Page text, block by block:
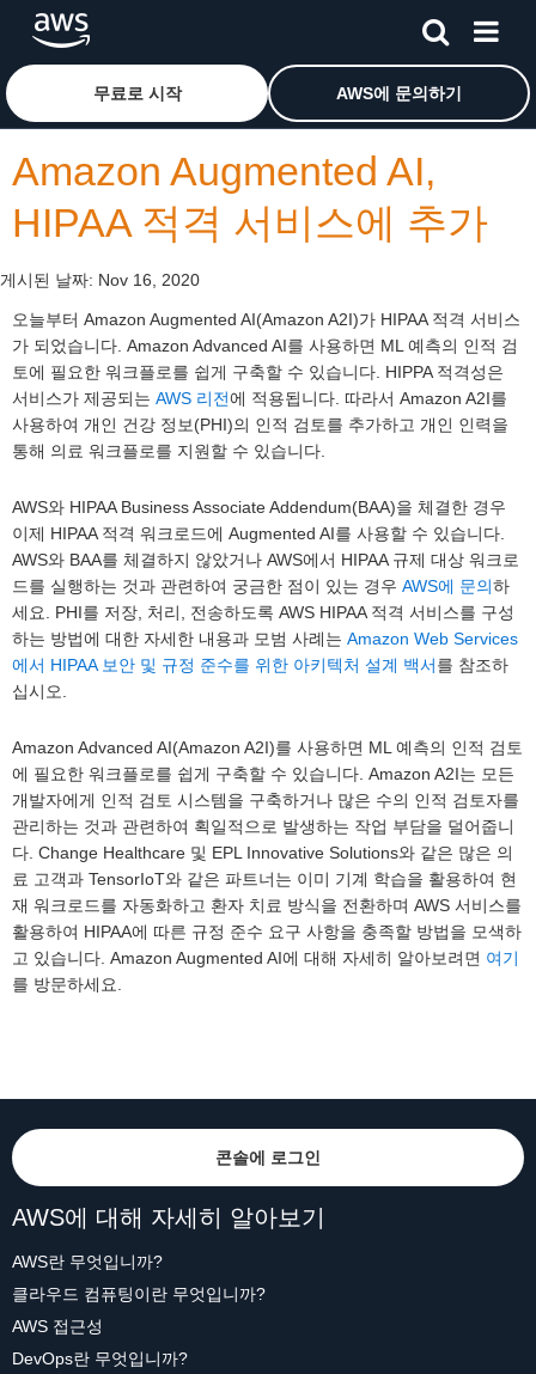
메인 콘텐츠로 건너뛰기Amazon Web Services 홈 페이지로 돌아가려면 여기를 클
무료로 시작 AWS에 문의하기
Amazon Augmented AI,
HIPAA 적격 서비스에 추가
게시된 날짜: Nov 16, 2020
오늘부터 Amazon Augmented AI(Amazon A2I)가 HIPAA 적격 서비스
가 되었습니다. Amazon Advanced AI를 사용하면 ML 예측의 인적 검
토에 필요한 워크플로를 쉽게 구축할 수 있습니다. HIPPA 적격성은
서비스가 제공되는 AWS 리전에 적용됩니다. 따라서 Amazon A2I를
사용하여 개인 건강 정보(PHI)의 인적 검토를 추가하고 개인 인력을
통해 의료 워크플로를 지원할 수 있습니다.
AWS와 HIPAA Business Associate Addendum(BAA)을 체결한 경우
이제 HIPAA 적격 워크로드에 Augmented AI를 사용할 수 있습니다.
AWS와 BAA를 체결하지 않았거나 AWS에서 HIPAA 규제 대상 워크로
드를 실행하는 것과 관련하여 궁금한 점이 있는 경우 AWS에 문의하
세요. PHI를 저장, 처리, 전송하도록 AWS HIPAA 적격 서비스를 구성
하는 방법에 대한 자세한 내용과 모범 사례는 Amazon Web Services
에서 HIPAA 보안 및 규정 준수를 위한 아키텍처 설계 백서를 참조하
십시오.
Amazon Advanced AI(Amazon A2I)를 사용하면 ML 예측의 인적 검토
에 필요한 워크플로를 쉽게 구축할 수 있습니다. Amazon A2I는 모든
개발자에게 인적 검토 시스템을 구축하거나 많은 수의 인적 검토자를
관리하는 것과 관련하여 획일적으로 발생하는 작업 부담을 덜어줍니
다. Change Healthcare 및 EPL Innovative Solutions와 같은 많은 의
료 고객과 TensorIoT와 같은 파트너는 이미 기계 학습을 활용하여 현
재 워크로드를 자동화하고 환자 치료 방식을 전환하며 AWS 서비스를
활용하여 HIPAA에 따른 규정 준수 요구 사항을 충족할 방법을 모색하
고 있습니다. Amazon Augmented AI에 대해 자세히 알아보려면 여기
를 방문하세요.
콘솔에 로그인
AWS에 대해 자세히 알아보기
AWS란 무엇입니까?
클라우드 컴퓨팅이란 무엇입니까?
AWS 접근성
DevOps란 무엇입니까?